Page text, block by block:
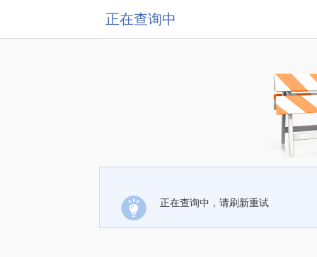
正在查询中
正在查询中，请刷新重试